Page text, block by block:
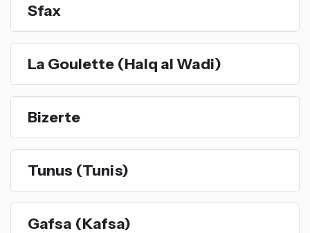
Sfax
La Goulette (Halq al Wadi)
Bizerte
Tunus (Tunis)
Gafsa (Kafsa)